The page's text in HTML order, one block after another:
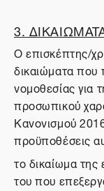
3.
Ο επισκέπτης/
δικαιώματα που
νομοθεσίας για
προσωπικού
Κανονισμού
προϋποθέσεις
το δικαίωμα
του που